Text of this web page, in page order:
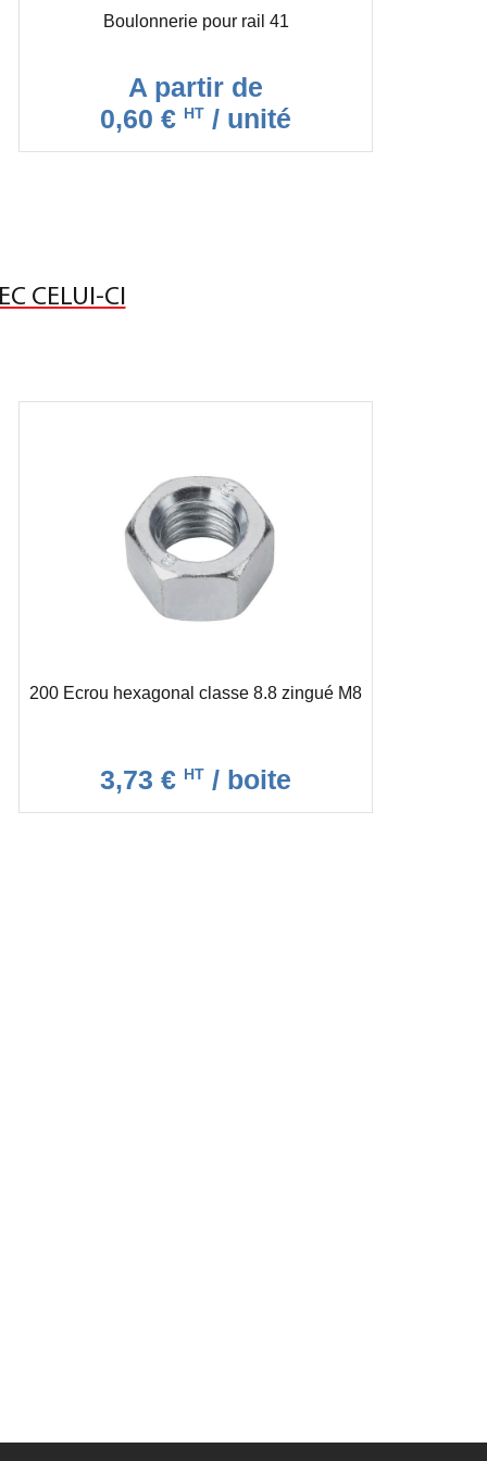
Boulonnerie pour rail 41
A partir de
0,60 € HT / unité
CELUI-CI
200 Ecrou hexagonal classe 8.8 zingué M8
3,73 € HT / boite